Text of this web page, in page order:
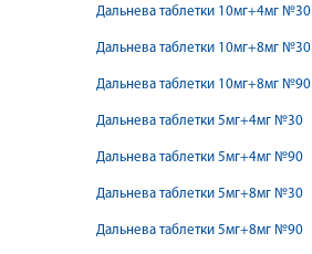
Дальнева таблетки 10мг+4мг №30
Дальнева таблетки 10мг+8мг №30
Дальнева таблетки 10мг+8мг №90
Дальнева таблетки 5мг+4мг №30
Дальнева таблетки 5мг+4мг №90
Дальнева таблетки 5мг+8мг №30
Дальнева таблетки 5мг+8мг №90